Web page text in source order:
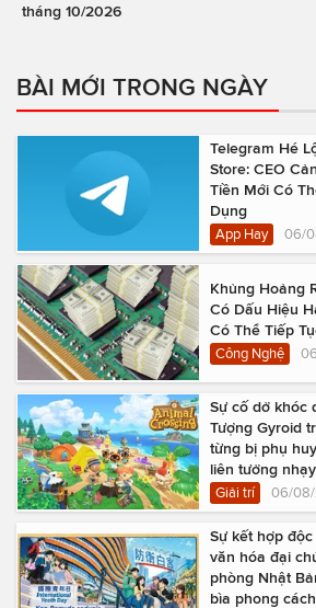
tháng 10/2026
BÀI MỚI TRONG NGÀY
Telegram Hé
Store: CEO
Tiền Mới Có
Dụng
App Hay 06/
Khủng Hoảng
Có Dấu Hiệu
Có Thể Tiếp
Công Nghệ
Sự cố dở khóc
Tượng Gyroid
từng bị phụ
liên tưởng
Giải trí 06/08/
Sự kết hợp
văn hóa đại
phòng Nhật
bìa phong